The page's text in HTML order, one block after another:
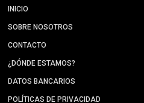
INICIO
SOBRE NOSOTROS
CONTACTO
¿DÓNDE ESTAMOS?
DATOS BANCARIOS
POLÍTICAS DE PRIVACIDAD